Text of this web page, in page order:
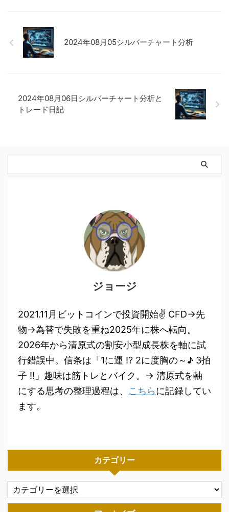
2024年08月05シルバーチャート分析
2024年08月06日シルバーチャート分析と
トレード日記
ジョージ
2021.11月ビットコインで投資開始✌ CFD→先
物→為替で失敗を重ね2025年に株へ転向。
2026年から清原式の割安小型成長株を軸に試
行錯誤中。信条は「1に運 !? 2に度胸の～♪ 3拍
子 !!」趣味は筋トレとバイク。→ 清原式を軸
にする思考の整理過程は、 こちらに記録してい
ます。
カテゴリー